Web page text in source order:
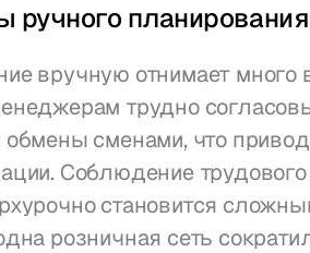
ручного планирования
вручную отнимает
трудно
сменами, что
Соблюдение
становится
розничная сеть